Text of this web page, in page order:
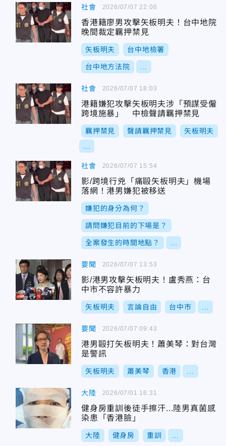
社會
香港籍廖男攻擊矢板明夫！台中地院
晚間裁定羈押禁見
矢板明夫 台中地檢署
台中地方法院
2026/07/07 22:06
社會
港籍嫌犯攻擊矢板明夫涉「預謀受僱
跨境施暴」 中檢聲請羈押禁見
羈押禁見 聲請羈押禁見 矢板明夫
2026/07/07 18:03
社會
影/跨境行兇「痛毆矢板明夫」機場
落網！港男嫌犯被移送
嫌犯的身分為何？
請問嫌犯目前的下場是？
全案發生的時間地點？
2026/07/07 15:54
要聞
影/港男攻擊矢板明夫！盧秀燕：台
中市不容許暴力
矢板明夫 言論自由 台中市
2026/07/07 13:53
要聞
港男毆打矢板明夫！蕭美琴：對台灣
是警訊
矢板明夫 蕭美琴 香港
2026/07/07 09:43
大陸
健身房重訓後徒手擦汗...陸男真菌感
染患「香港臉」
大陸 健身房 重訓
2026/07/01 16:31